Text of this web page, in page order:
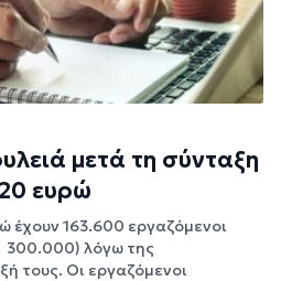
μετά τη σύνταξη
ευρώ
έχουν 163.600 εργαζόμενοι
300.000) λόγω της
τους. Οι εργαζόμενοι